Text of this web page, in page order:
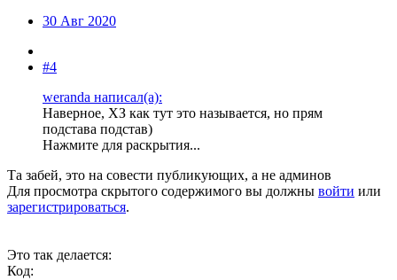
30 Авг 2020
#4
weranda написал(а):
Наверное, ХЗ как тут это называется, но прям
подстава подстав)
Нажмите для раскрытия...
Та забей, это на совести публикующих, а не админов
Для просмотра скрытого содержимого вы должны войти или
зарегистрироваться.
Это так делается:
Код: